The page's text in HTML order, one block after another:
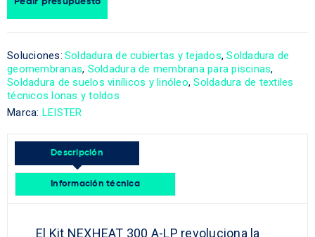
Soluciones: Soldadura de cubiertas y tejados,Soldadura de
geomembranas, Soldadura de membrana para piscinas,
Soldadura de suelos vinílicos y linóleo,Soldadura de textiles
técnicos lonas y toldos
Marca: LEISTER
Descripción
Información técnica
El Kit NEXHEAT 300 A-LP revoluciona la